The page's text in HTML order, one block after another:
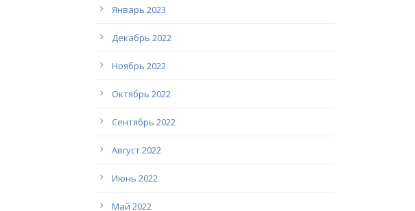
Январь 2023
Декабрь 2022
Ноябрь 2022
Октябрь 2022
Сентябрь 2022
Август 2022
Июнь 2022
Май 2022